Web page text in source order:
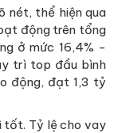
nét, thể hiện qua
động trên tổng
ở mức 16,4% -
trì top đầu bình
động, đạt 1,3 tỷ
tốt. Tỷ lệ cho vay